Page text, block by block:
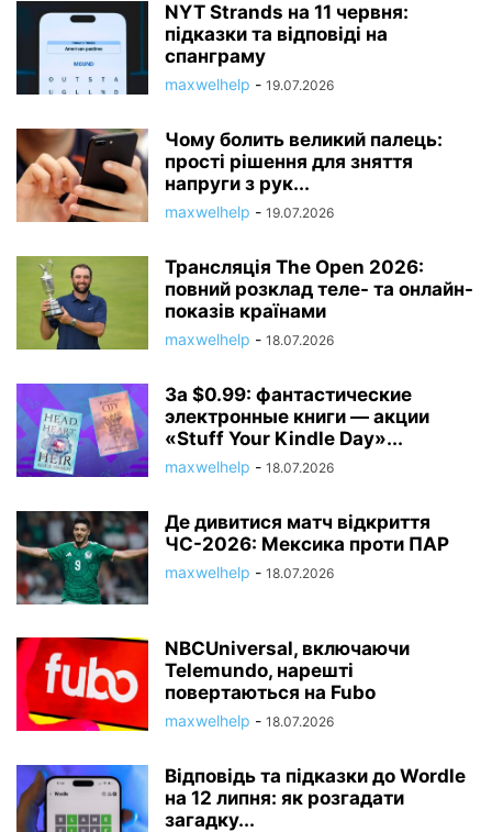
NYT Strands на 11 червня:
підказки та відповіді на
спанграму
maxwelhelp - 19.07.2026
Чому болить великий палець:
прості рішення для зняття
напруги з рук...
maxwelhelp - 19.07.2026
Трансляція The Open 2026:
повний розклад теле- та онлайн-
показів країнами
maxwelhelp - 18.07.2026
За $0.99: фантастические
электронные книги — акции
«Stuff Your Kindle Day»...
maxwelhelp - 18.07.2026
Де дивитися матч відкриття
ЧС-2026: Мексика проти ПАР
maxwelhelp - 18.07.2026
NBCUniversal, включаючи
Telemundo, нарешті
повертаються на Fubo
maxwelhelp - 18.07.2026
Відповідь та підказки до Wordle
на 12 липня: як розгадати
загадку...